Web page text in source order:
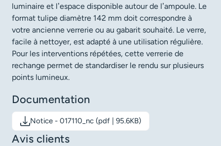
luminaire et l’espace disponible autour de l’ampoule. Le
format tulipe diamètre 142 mm doit correspondre à
votre ancienne verrerie ou au gabarit souhaité. Le verre,
facile à nettoyer, est adapté à une utilisation régulière.
Pour les interventions répétées, cette verrerie de
rechange permet de standardiser le rendu sur plusieurs
points lumineux.
Documentation
Notice - 017110_nc (pdf | 95.6KB)
Télécharger le document: Notice - 017110_nc
Avis clients